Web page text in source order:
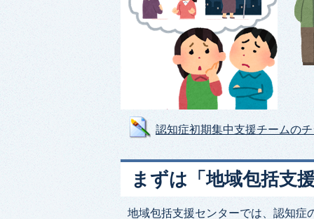
認知症初期集中支援チームの
まずは「地域包括支
地域包括支援センターでは、認知症